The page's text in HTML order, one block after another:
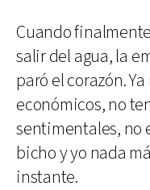
Cuando
salir del agua, la
paró el corazón.
económicos, no
sentimentales, no
bicho y yo nada
instante.